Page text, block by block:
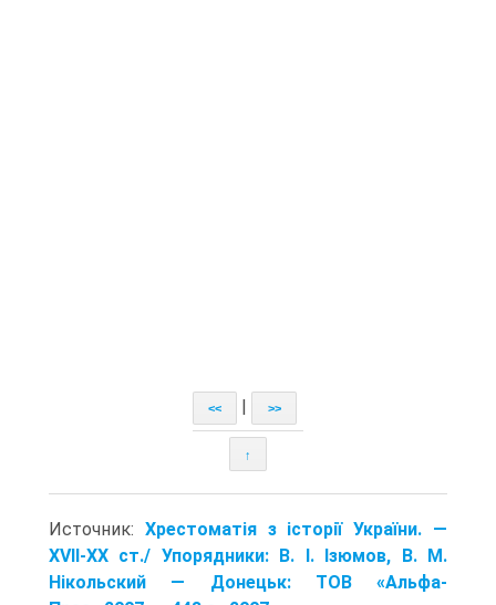
<< >>
↑
Источник: Хрестоматія з історії України. —
XVII-XX ст./ Упорядники: В. І. Ізюмов, В. М.
Нікольский — Донецьк: TOB «Альфа-